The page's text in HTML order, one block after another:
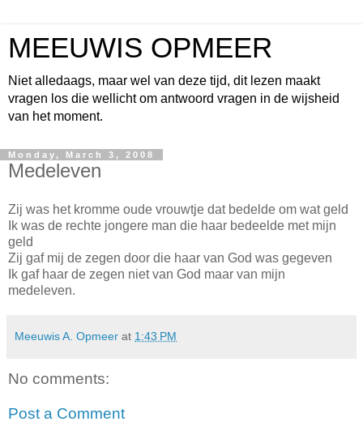
MEEUWIS OPMEER
Niet alledaags, maar wel van deze tijd, dit lezen maakt
vragen los die wellicht om antwoord vragen in de wijsheid
van het moment.
Monday, March 3, 2008
Medeleven
Zij was het kromme oude vrouwtje dat bedelde om wat geld
Ik was de rechte jongere man die haar bedeelde met mijn
geld
Zij gaf mij de zegen door die haar van God was gegeven
Ik gaf haar de zegen niet van God maar van mijn
medeleven.
Meeuwis A. Opmeer at 1:43 PM
No comments:
Post a Comment